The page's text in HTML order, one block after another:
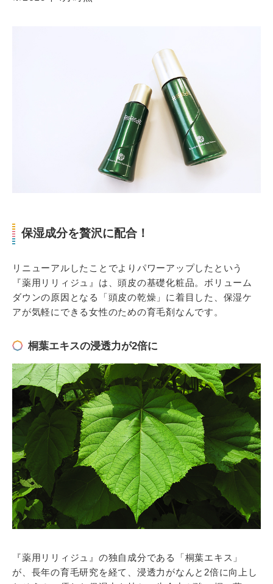
保湿成分を贅沢に配合！
リニューアルしたことでよりパワーアップしたという
『薬用リリィジュ』は、頭皮の基礎化粧品。ボリューム
ダウンの原因となる「頭皮の乾燥」に着目した、保湿ケ
アが気軽にできる女性のための育毛剤なんです。
桐葉エキスの浸透力が2倍に
『薬用リリィジュ』の独自成分である「桐葉エキス」
が、長年の育毛研究を経て、浸透力がなんと2倍に向上し